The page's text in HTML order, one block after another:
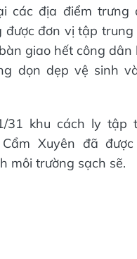
các địa điểm trưng
được đơn vị tập trung
giao hết công dân
dọn dẹp vệ sinh
31 khu cách ly tập
Xuyên đã
môi trường sạch sẽ.